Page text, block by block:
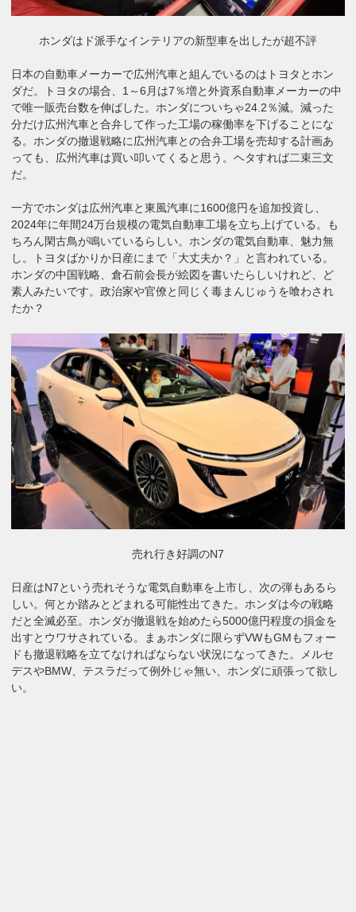
ホンダはド派手なインテリアの新型車を出したが超不評
日本の自動車メーカーで広州汽車と組んでいるのはトヨタとホン
ダだ。トヨタの場合、1～6月は7％増と外資系自動車メーカーの中
で唯一販売台数を伸ばした。ホンダについちゃ24.2％減。減った
分だけ広州汽車と合弁して作った工場の稼働率を下げることにな
る。ホンダの撤退戦略に広州汽車との合弁工場を売却する計画あ
っても、広州汽車は買い叩いてくると思う。ヘタすれば二束三文
だ。
一方でホンダは広州汽車と東風汽車に1600億円を追加投資し、
2024年に年間24万台規模の電気自動車工場を立ち上げている。も
ちろん閑古鳥が鳴いているらしい。ホンダの電気自動車、魅力無
し。トヨタばかりか日産にまで「大丈夫か？」と言われている。
ホンダの中国戦略、倉石前会長が絵図を書いたらしいけれど、ど
素人みたいです。政治家や官僚と同じく毒まんじゅうを喰わされ
たか？
売れ行き好調のN7
日産はN7という売れそうな電気自動車を上市し、次の弾もあるら
しい。何とか踏みとどまれる可能性出てきた。ホンダは今の戦略
だと全滅必至。ホンダが撤退戦を始めたら5000億円程度の損金を
出すとウワサされている。まぁホンダに限らずVWもGMもフォー
ドも撤退戦略を立てなければならない状況になってきた。メルセ
デスやBMW、テスラだって例外じゃ無い、ホンダに頑張って欲し
い。